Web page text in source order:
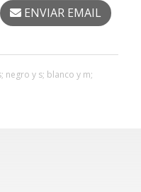
y s; blanco y m;
ENVIAR EMAIL